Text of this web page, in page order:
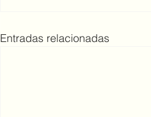
Entradas relacionadas